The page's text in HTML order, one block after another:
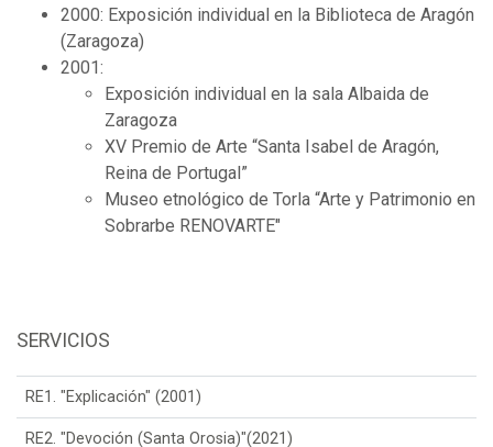
2000: Exposición individual en la Biblioteca de Aragón
(Zaragoza)
2001:
Exposición individual en la sala Albaida de
Zaragoza
XV Premio de Arte “Santa Isabel de Aragón,
Reina de Portugal”
Museo etnológico de Torla “Arte y Patrimonio en
Sobrarbe RENOVARTE"
SERVICIOS
RE1. "Explicación" (2001)
RE2. "Devoción (Santa Orosia)"(2021)